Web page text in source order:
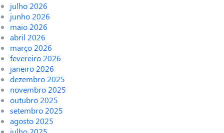
julho 2026
junho 2026
maio 2026
abril 2026
março 2026
fevereiro 2026
janeiro 2026
dezembro 2025
novembro 2025
outubro 2025
setembro 2025
agosto 2025